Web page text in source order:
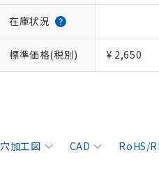
在庫状況
標準価格(税別) ¥ 2,650
加工図 CAD RoHS/